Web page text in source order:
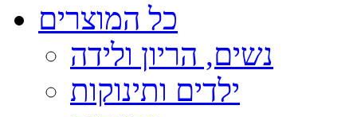
כל המוצרים
נשים, הריון ולידה
ילדים ותינוקות